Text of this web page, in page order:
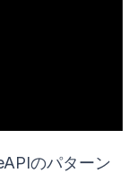
のパターン